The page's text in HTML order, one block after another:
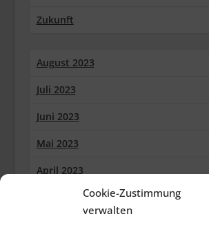
Cookie-Zustimmung
verwalten
Zukunft
August 2023
Juli 2023
Juni 2023
Mai 2023
April 2023
März 2023